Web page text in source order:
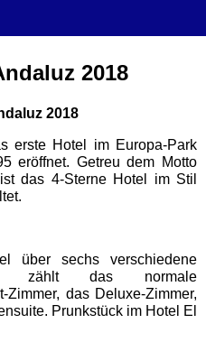
2018
2018
erste Hotel im Europa-Park
eröffnet. Getreu dem Motto
das 4-Sterne Hotel im Stil
über sechs verschiedene
zählt das normale
Zimmer, das Deluxe-Zimmer,
Prunkstück im Hotel El